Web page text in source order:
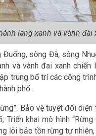
lang xanh và vành đai
sông Đà, sông
và vành đai xanh
trung bố trí các công
phố.
Bảo vệ tuyệt đối
khai mô hình
lõi bảo tồn rừng tự